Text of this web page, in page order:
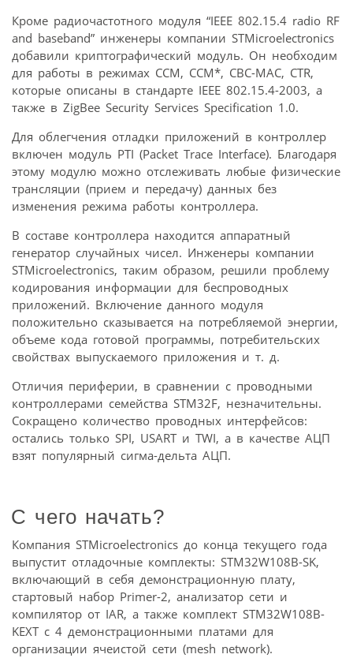
Кроме радиочастотного модуля “IEEE 802.15.4 radio RF
and baseband” инженеры компании STMicroelectronics
добавили криптографический модуль. Он необходим
для работы в режимах CCM, CCM*, CBC-MAC, CTR,
которые описаны в стандарте IEEE 802.15.4-2003, а
также в ZigBee Security Services Specification 1.0.
Для облегчения отладки приложений в контроллер
включен модуль PTI (Packet Trace Interface). Благодаря
этому модулю можно отслеживать любые физические
трансляции (прием и передачу) данных без
изменения режима работы контроллера.
В составе контроллера находится аппаратный
генератор случайных чисел. Инженеры компании
STMicroelectronics, таким образом, решили проблему
кодирования информации для беспроводных
приложений. Включение данного модуля
положительно сказывается на потребляемой энергии,
объеме кода готовой программы, потребительских
свойствах выпускаемого приложения и т. д.
Отличия периферии, в сравнении с проводными
контроллерами семейства STM32F, незначительны.
Сокращено количество проводных интерфейсов:
остались только SPI, USART и TWI, а в качестве АЦП
взят популярный сигма-дельта АЦП.
С чего начать?
Компания STMicroelectronics до конца текущего года
выпустит отладочные комплекты: STM32W108B-SK,
включающий в себя демонстрационную плату,
стартовый набор Primer-2, анализатор сети и
компилятор от IAR, а также комплект STM32W108B-
KEXT с 4 демонстрационными платами для
организации ячеистой сети (mesh network).